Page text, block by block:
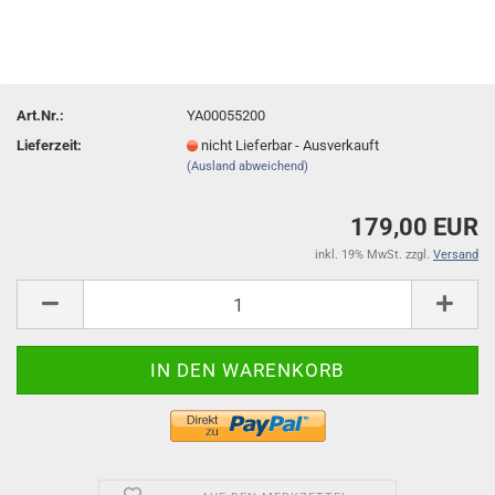
Art.Nr.:
YA00055200
Lieferzeit:
nicht Lieferbar - Ausverkauft
(Ausland abweichend)
179,00 EUR
inkl. 19% MwSt. zzgl. Versand